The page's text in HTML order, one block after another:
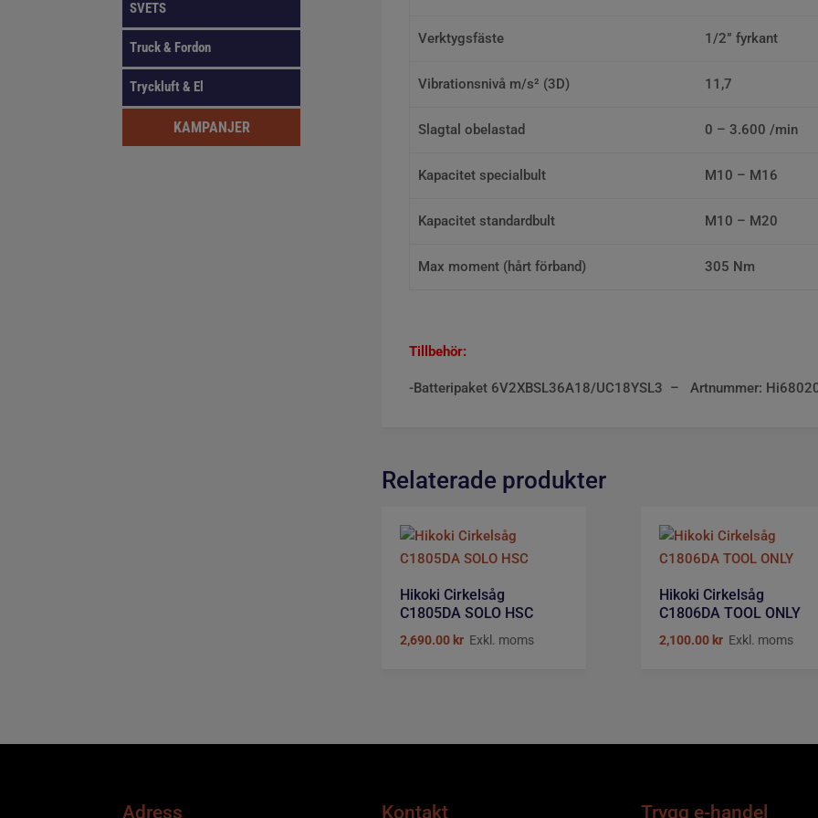
Verktygsfäste 1/2” fyrkant
Vibrationsnivå m/s² (3D) 11,7
Slagtal obelastad 0 – 3.600 /min
Kapacitet specialbult M10 – M16
Kapacitet standardbult M10 – M20
Max moment (hårt förband) 305 Nm
Tillbehör:
-Batteripaket 6V2XBSL36A18/UC18YSL3 – Artnummer:
Relaterade produkter
Hikoki Cirkelsåg
C1805DA SOLO HSC
2,690.00krExkl. moms
Hikoki Cirkelsåg
C1806DA TOOL ONLY
2,100.00krExkl. moms
SVETS
Truck & Fordon
Tryckluft & El
KAMPANJER
Adress Kontakt Trygg e-handel